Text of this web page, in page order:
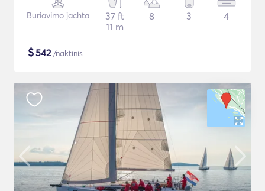
Buriavimo jachta
37 ft
11 m
8 3 4
$542/naktinis